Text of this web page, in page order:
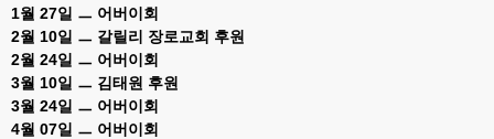
1월 27일 ㅡ 어버이회
2월 10일 ㅡ 갈릴리 장로교회 후원
2월 24일 ㅡ 어버이회
3월 10일 ㅡ 김태원 후원
3월 24일 ㅡ 어버이회
4월 07일 ㅡ 어버이회